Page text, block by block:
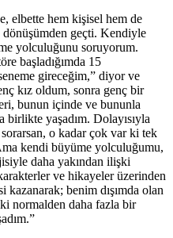
elbette hem kişisel hem de
geçti. Kendiyle
yolculuğunu soruyorum.
başladığımda 15
gireceğim,” diyor ve
kız oldum, sonra genç bir
bunun içinde ve bununla
birlikte yaşadım. Dolayısıyla
o kadar çok var ki tek
kendi büyüme yolculuğumu,
daha yakından ilişki
ve hikayeler üzerinden
benim dışımda olan
normalden daha fazla bir